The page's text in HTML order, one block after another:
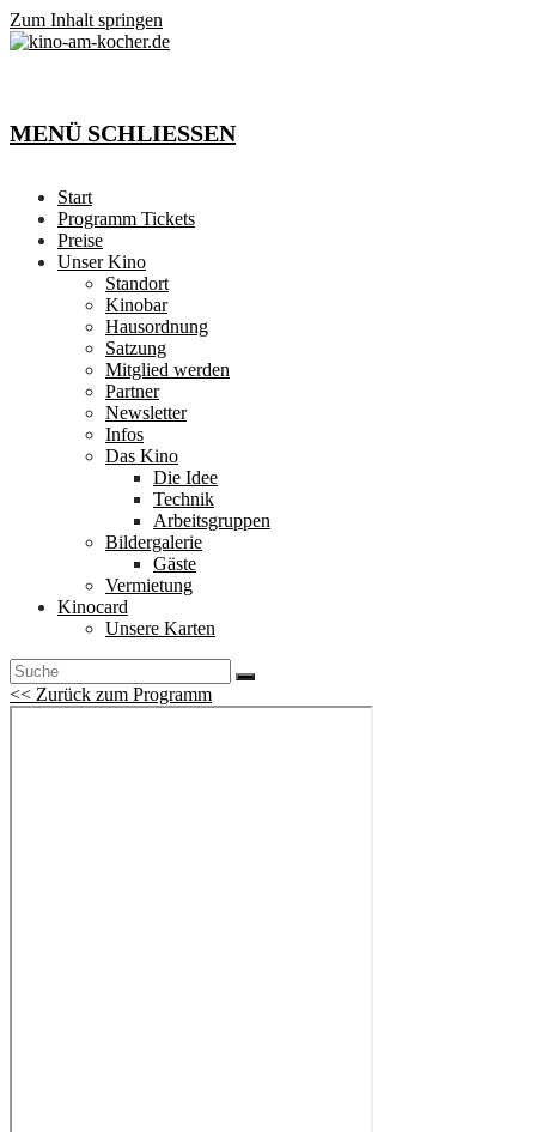
Zum Inhalt springen
MENÜ SCHLIESSEN
Start
Programm Tickets
Preise
Unser Kino
Standort
Kinobar
Hausordnung
Satzung
Mitglied werden
Partner
Newsletter
Infos
Das Kino
Die Idee
Technik
Arbeitsgruppen
Bildergalerie
Gäste
Vermietung
Kinocard
Unsere Karten
<< Zurück zum Programm